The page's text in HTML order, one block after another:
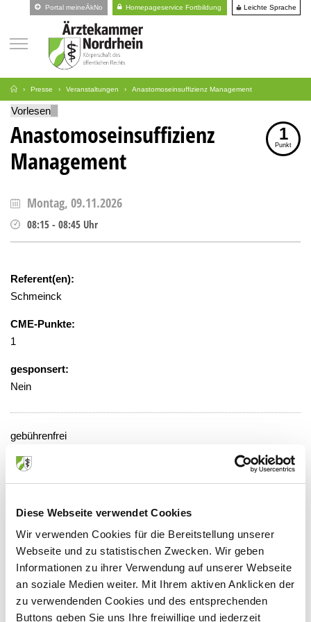
Diese Webseite verwendet Cookies
Wir verwenden Cookies für die Bereitstellung unserer
Webseite und zu statistischen Zwecken. Wir geben
Informationen zu ihrer Verwendung auf unserer Webseite
an soziale Medien weiter. Mit Ihrem aktiven Anklicken der
zu verwendenden Cookies und des entsprechenden
Buttons geben Sie uns Ihre freiwillige und jederzeit
Portal meineÄkNo Homepageservice Fortbildung Leichte Sprache
Presse Veranstaltungen Anastomoseinsuffizienz Management
Vorlesen
Anastomoseinsuffizienz
Management
1
Punkt
Montag, 09.11.2026
08:15 - 08:45 Uhr
Referent(en):
Schmeinck
CME-Punkte:
1
gesponsert:
Nein
gebührenfrei
Veranstaltungsort:
Evangelisches Krankenhaus
Wesel
Evangelisches Krankenhaus GmbH